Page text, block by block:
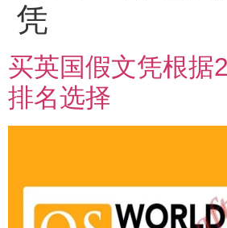
凭
买英国假文凭根据
排名选择